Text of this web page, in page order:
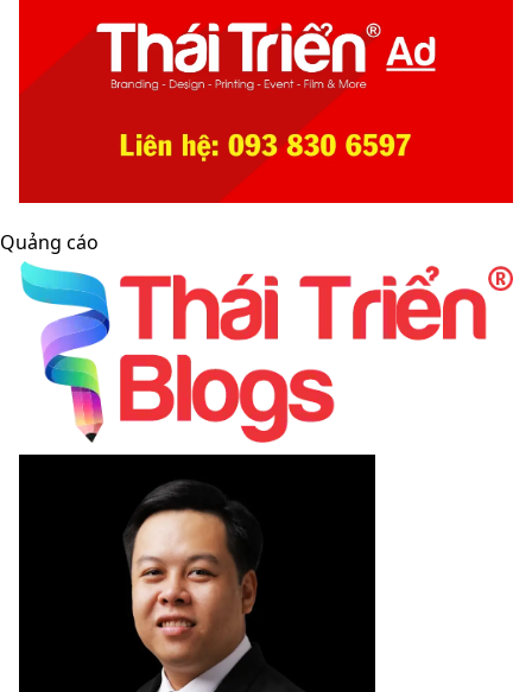
Quảng cáo